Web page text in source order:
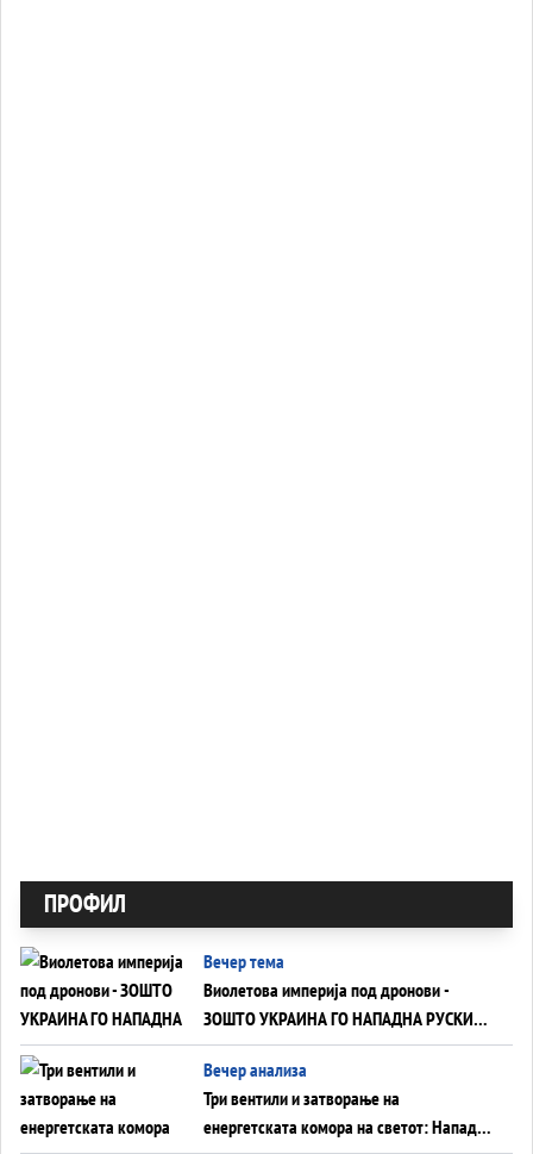
ПРОФИЛ
Вечер тема
Виолетова империја под дронови -
ЗОШТО УКРАИНА ГО НАПАДНА РУСКИОТ
WILDBERRIES
Вечер анализа
Три вентили и затворање на
енергетската комора на светот: Нападот